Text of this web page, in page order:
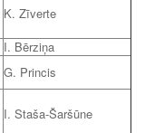
K. Zīverte
I. Bērziņa
G. Princis
I. Staša-Šaršūne